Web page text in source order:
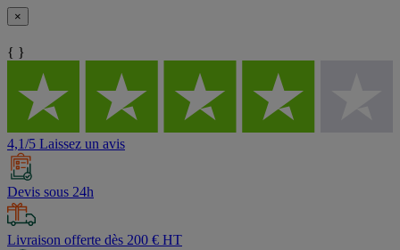
×
{ }
4,1/5 Laissez un avis
Devis sous 24h
Livraison offerte dès 200 € HT